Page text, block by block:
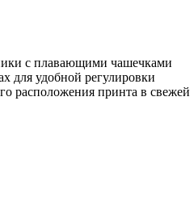
с плавающими чашечками
для удобной регулировки
расположения принта в свежей